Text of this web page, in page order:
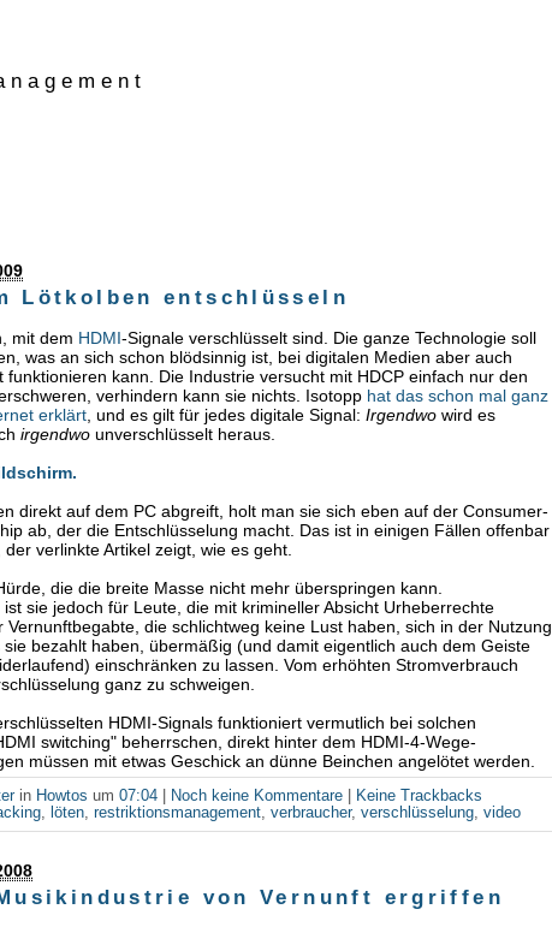
Lötkolben entschlüsseln
mit dem HDMI-Signale verschlüsselt sind. Die ganze Technologie soll
was an sich schon blödsinnig ist, bei digitalen Medien aber auch
funktionieren kann. Die Industrie versucht mit HDCP einfach nur den
verhindern kann sie nichts. Isotopp hat das schon mal ganz
erklärt , und es gilt für jedes digitale Signal:Irgendwo wird es
irgendwo unverschlüsselt heraus.
direkt auf dem PC abgreift, holt man sie sich eben auf der Consumer-
ab, der die Entschlüsselung macht. Das ist in einigen Fällen offenbar
verlinkte Artikel zeigt, wie es geht.
die die breite Masse nicht mehr überspringen kann.
sie jedoch für Leute, die mit krimineller Absicht Urheberrechte
die schlichtweg keine Lust haben, sich in der Nutzung
bezahlt haben, übermäßig (und damit eigentlich auch dem Geiste
einschränken zu lassen. Vom erhöhten Stromverbrauch
ganz zu schweigen.
HDMI-Signals funktioniert vermutlich bei solchen
switching" beherrschen, direkt hinter dem HDMI-4-Wege-
müssen mit etwas Geschick an dünne Beinchen angelötet werden.
in Howtos um07:04 Noch keine Kommentare
Keine Trackbacks
, löten,restriktionsmanagement,verbraucher,verschlüsselung,video
von Vernunft ergriffen